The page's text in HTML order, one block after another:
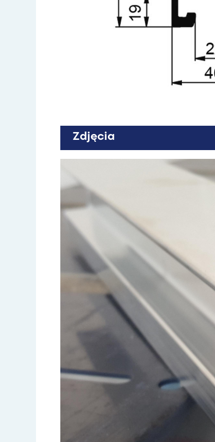
Zdjęcia